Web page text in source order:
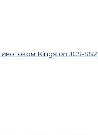
Kingston JCS-SS2